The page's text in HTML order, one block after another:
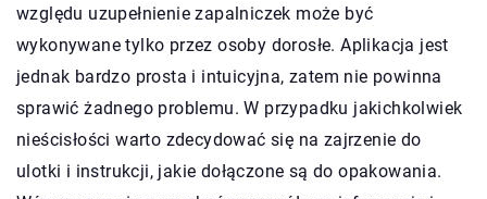
względu uzupełnienie zapalniczek może być
wykonywane tylko przez osoby dorosłe. Aplikacja jest
jednak bardzo prosta i intuicyjna, zatem nie powinna
sprawić żadnego problemu. W przypadku jakichkolwiek
nieścisłości warto zdecydować się na zajrzenie do
ulotki i instrukcji, jakie dołączone są do opakowania.